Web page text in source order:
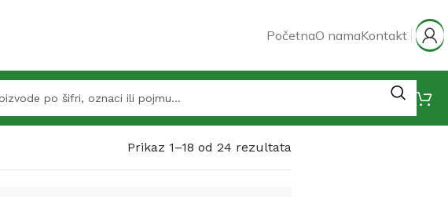
PočetnaO namaKontakt
Prikaz 1–18 od 24 rezultata